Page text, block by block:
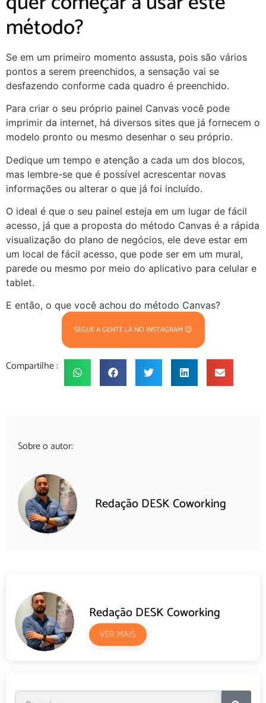
método?
Se em um primeiro momento assusta, pois são vários
pontos a serem preenchidos, a sensação vai se
desfazendo conforme cada quadro é preenchido.
Para criar o seu próprio painel Canvas você pode
imprimir da internet, há diversos sites que já fornecem o
modelo pronto ou mesmo desenhar o seu próprio.
Dedique um tempo e atenção a cada um dos blocos,
mas lembre-se que é possível acrescentar novas
informações ou alterar o que já foi incluído.
O ideal é que o seu painel esteja em um lugar de fácil
acesso, já que a proposta do método Canvas é a rápida
visualização do plano de negócios, ele deve estar em
um local de fácil acesso, que pode ser em um mural,
parede ou mesmo por meio do aplicativo para celular e
tablet.
E então, o que você achou do método Canvas?
SEGUE A GENTE LÁ NO INSTAGRAM 😉
Compartilhe :
Sobre o autor:
Redação DESK Coworking
Redação DESK Coworking
VER MAIS